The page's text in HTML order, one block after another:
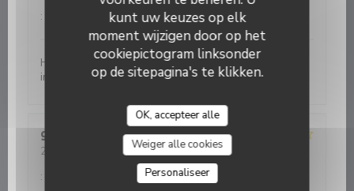
kunt uw keuzes op elk
moment wijzigen door op het
cookiepictogram linksonder
op de sitepagina's te klikken.
OK, accepteer alle
Weiger alle cookies
Personaliseer
/5 Atmosfeer:5/5 Keuken:5/5 Kwaliteit / Prijs
:
Heerlijk gegeten met verse perfect bereide
ingrediënten. Fijne bediening. Aanrader!
godin
2026-08-01
- 19:30 - Gasten 4
Atmosfeer:5/5 Keuken:
: